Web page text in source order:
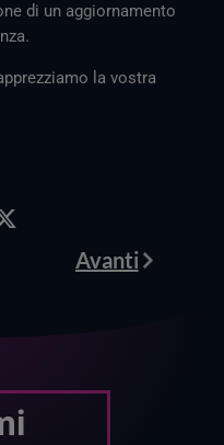
di un aggiornamento
la vostra
AvantiAvanti